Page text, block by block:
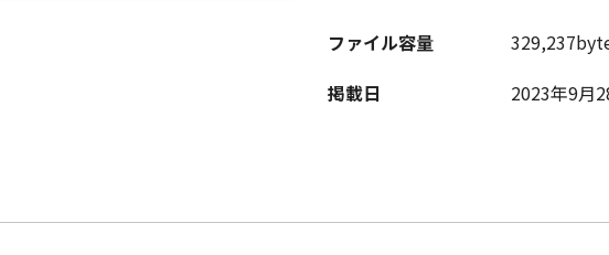
ファイル容量
掲載日
2023年9月